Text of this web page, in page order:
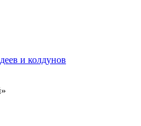
и колдунов